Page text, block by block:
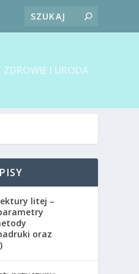
ZDROWIE I URODA
litej –
oraz